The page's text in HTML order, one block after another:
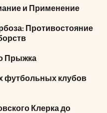
и Применение
Противостояние
Прыжка
футбольных клубов
Клерка до